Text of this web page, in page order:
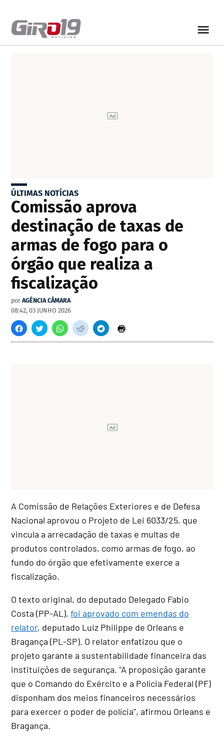
ÚLTIMAS NOTÍCIAS
Comissão aprova
destinação de taxas de
armas de fogo para o
órgão que realiza a
fiscalização
por AGÊNCIA CÂMARA
08:42, 03 JUNHO 2026
A Comissão de Relações Exteriores e de Defesa
Nacional aprovou o Projeto de Lei 6033/25, que
vincula a arrecadação de taxas e multas de
produtos controlados, como armas de fogo, ao
fundo do órgão que efetivamente exerce a
fiscalização.
O texto original, do deputado Delegado Fabio
Costa (PP-AL),foi aprovado com emendas do
relator, deputado Luiz Philippe de Orleans e
Bragança (PL-SP). O relator enfatizou que o
projeto garante a sustentabilidade financeira das
instituições de segurança. "A proposição garante
que o Comando do Exército e a Polícia Federal (PF)
disponham dos meios financeiros necessários
para exercer o poder de polícia", afirmou Orleans e
Bragança.